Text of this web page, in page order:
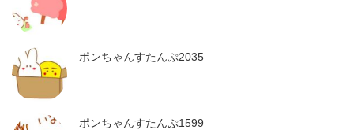
ポンちゃんすたんぷ2035
ポンちゃんすたんぷ1599